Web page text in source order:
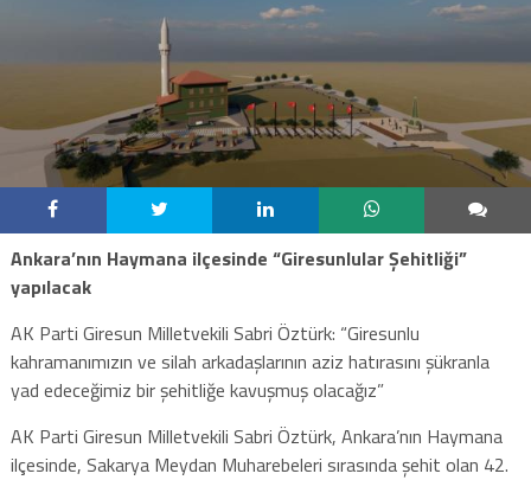
Ankara’nın Haymana ilçesinde “Giresunlular Şehitliği”
yapılacak
AK Parti Giresun Milletvekili Sabri Öztürk: “Giresunlu
kahramanımızın ve silah arkadaşlarının aziz hatırasını şükranla
yad edeceğimiz bir şehitliğe kavuşmuş olacağız”
AK Parti Giresun Milletvekili Sabri Öztürk, Ankara’nın Haymana
ilçesinde, Sakarya Meydan Muharebeleri sırasında şehit olan 42.